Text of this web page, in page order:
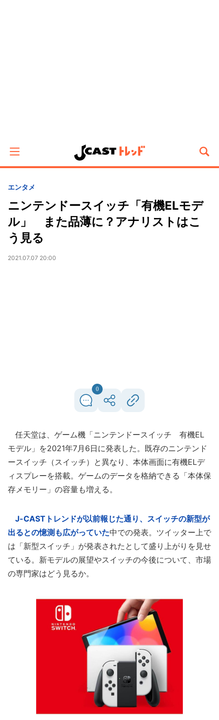
エンタメ
ニンテンドースイッチ「有機ELモデ
ル」 また品薄に？アナリストはこ
う見る
2021.07.07 20:00
0
任天堂は、ゲーム機「ニンテンドースイッチ 有機EL
モデル」を2021年7月6日に発表した。既存のニンテンド
ースイッチ（スイッチ）と異なり、本体画面に有機ELデ
ィスプレーを搭載。ゲームのデータを格納できる「本体保
存メモリー」の容量も増える。
J-CASTトレンドが以前報じた通り、スイッチの新型が
出るとの憶測も広がっていた中での発表。ツイッター上で
は「新型スイッチ」が発表されたとして盛り上がりを見せ
ている。新モデルの展望やスイッチの今後について、市場
の専門家はどう見るか。